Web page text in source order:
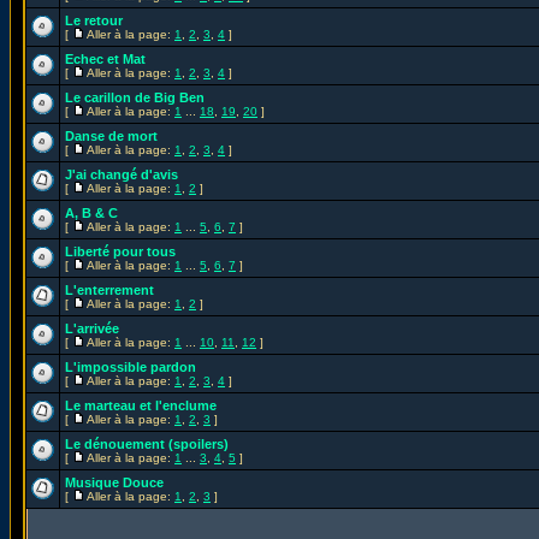
Le retour
[ Aller à la page: 1 2 3 4 ]
Echec et Mat
[ Aller à la page: 1 2 3 4 ]
Le carillon de Big Ben
[ Aller à la page: 1 18 19 20 ]
Danse de mort
[ Aller à la page: 1 2 3 4 ]
J'ai changé d'avis
[ Aller à la page: 1 2 ]
A, B & C
[ Aller à la page: 1 5 6 7 ]
Liberté pour tous
[ Aller à la page: 1 5 6 7 ]
L'enterrement
[ Aller à la page: 1 2 ]
L'arrivée
[ Aller à la page: 1 10 11 12 ]
L'impossible pardon
[ Aller à la page: 1 2 3 4 ]
Le marteau et l'enclume
[ Aller à la page: 1 2 3 ]
Le dénouement (spoilers)
[ Aller à la page: 1 3 4 5 ]
Musique Douce
[ Aller à la page: 1 2 3 ]